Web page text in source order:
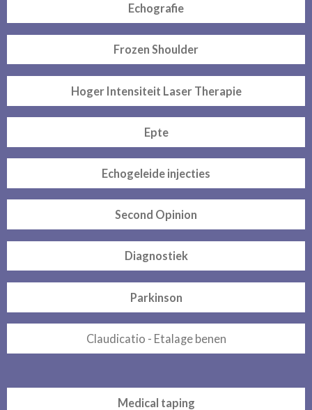
Echografie
Frozen Shoulder
Hoger Intensiteit Laser Therapie
Epte
Echogeleide injecties
Second Opinion
Diagnostiek
Parkinson
Claudicatio - Etalage benen
Medical taping